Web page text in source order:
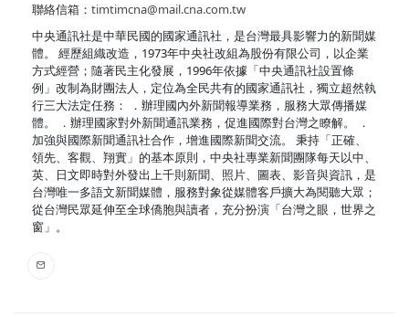
聯絡信箱： timtimcna@mail.cna.com.tw
中央通訊社是中華民國的國家通訊社，是台灣最具影響力的新聞媒
體。 經歷組織改造，1973年中央社改組為股份有限公司，以企業
方式經營；隨著民主化發展，1996年依據「中央通訊社設置條
例」改制為財團法人，定位為全民共有的國家通訊社，獨立超然執
行三大法定任務： ．辦理國內外新聞報導業務，服務大眾傳播媒
體。 ．辦理國家對外新聞通訊業務，促進國際對台灣之瞭解。 ．
加強與國際新聞通訊社合作，增進國際新聞交流。 秉持「正確、
領先、客觀、翔實」的基本原則，中央社專業新聞團隊每天以中、
英、日文即時對外發出上千則新聞、照片、圖表、影音與資訊，是
台灣唯一多語文新聞媒體，服務對象從媒體客戶擴大為閱聽大眾；
從台灣民眾延伸至全球僑胞與讀者，充分扮演「台灣之眼，世界之
窗」。